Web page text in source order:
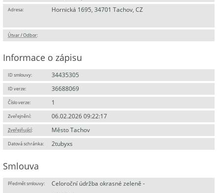
Adresa: Hornická 1695, 34701 Tachov, CZ
Útvar / Odbor:
Informace o zápisu
ID smlouvy: 34435305
ID verze: 36688069
Číslo verze: 1
Zveřejnění: 06.02.2026 09:22:17
Zveřejňující: Město Tachov
Datová schránka: 2tubyxs
Smlouva
Předmět smlouvy:
Celoroční údržba okrasné zeleně -